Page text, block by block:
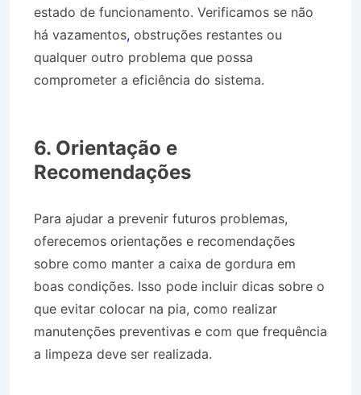
estado de funcionamento. Verificamos se não
há vazamentos, obstruções restantes ou
qualquer outro problema que possa
comprometer a eficiência do sistema.
6. Orientação e
Recomendações
Para ajudar a prevenir futuros problemas,
oferecemos orientações e recomendações
sobre como manter a caixa de gordura em
boas condições. Isso pode incluir dicas sobre o
que evitar colocar na pia, como realizar
manutenções preventivas e com que frequência
a limpeza deve ser realizada.